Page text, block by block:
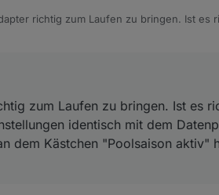
richtig zum Laufen zu bringen. Ist es
aktiv" haben keinen Einfluss auf
zum Laufen zu bringen. Ist es
identisch mit dem
dem Kästchen "Poolsaison aktiv"